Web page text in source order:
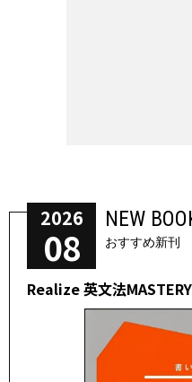
2026
08
NEW
おすすめ新刊
Realize 英文法